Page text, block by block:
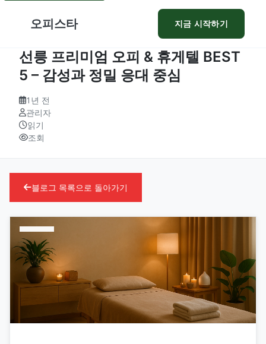
오피스타 지금 시작하기
선릉 프리미엄 오피 & 휴게텔 BEST
5 – 감성과 정밀 응대 중심
1년 전
관리자
읽기
조회
블로그 목록으로 돌아가기